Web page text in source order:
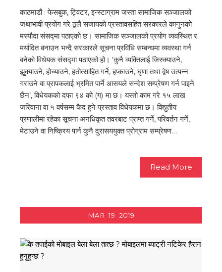
काठमाडौं : फेसबुक, ट्विटर, इन्स्टाग्राम जस्ता सामाजिक सञ्जालको
जथाभावी प्रयोग गरे ठूलै सजायको प्रस्तावसहित सरकारले कानुनको
मस्यौदा संसद्मा पठाएको छ। सामाजिक सञ्जालको प्रयोग व्यवस्थित र
मर्यादित बनाउन भन्दै सरकारले सूचना प्रविधि सम्बन्धमा व्यवस्था गर्न
बनेको विधेयक संसद्मा पठाएको हो। ‘कुनै व्यक्तिलाई जिस्क्याउने,
झुृक्याउने, होच्याउने, हतोत्साहित गर्ने, हप्काउने, घृणा तथा द्वेष उत्पन्न
गराउने वा प्रापकलाई भ्रमित पार्ने आसयले सन्देश सम्प्रेषण गर्न पाइने
छैन’, विधेयकको दफा ९४ को (ग) मा छ। यस्तो काम गरे १५ लाख
जरिवाना वा ५ वर्षसम्म कैद हुने प्रस्ताव विधेयकमा छ। विद्युतीय
प्रणालीमा रहेका सूचना अनधिकृत तवरबाट प्राप्त गर्ने, परिवर्तन गर्ने,
मेटाउने वा निष्क्रिय पार्न कुनै दुरासययुक्त प्रोग्राम सम्प्रेषण…
Read More
MAR 19 2019